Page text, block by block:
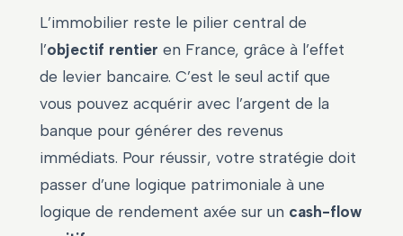
L’immobilier reste le pilier central de
l’objectif rentier en France, grâce à l’effet
de levier bancaire. C’est le seul actif que
vous pouvez acquérir avec l’argent de la
banque pour générer des revenus
immédiats. Pour réussir, votre stratégie doit
passer d’une logique patrimoniale à une
logique de rendement axée sur un cash-flow